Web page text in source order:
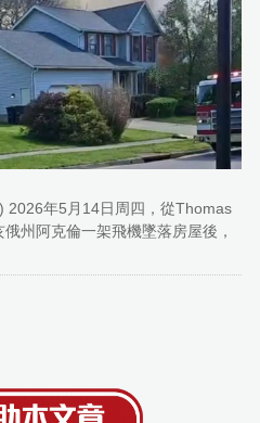
2026年5月14日周四，從Thomas
州阿克倫一架飛機墜落房屋後，